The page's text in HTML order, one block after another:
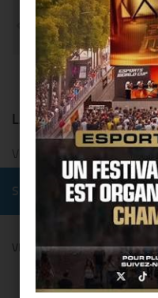
LAISSER UN
Vous devezvous connecter
SUIVRE :
VENDANGES MONTAIGNE BY